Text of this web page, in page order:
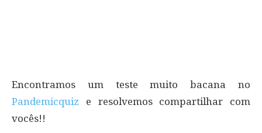
Encontramos um teste muito bacana no
Pandemicquiz e resolvemos compartilhar com
vocês!!